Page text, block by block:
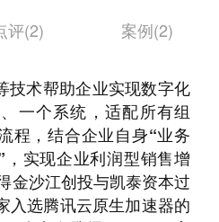
评(2) 案例(2)
技术帮助企业实现数字化
一个系统，适配所有组
程，结合企业自身“业务
实现企业利润型销售增
金沙江创投与凯泰资本过
入选腾讯云原生加速器的